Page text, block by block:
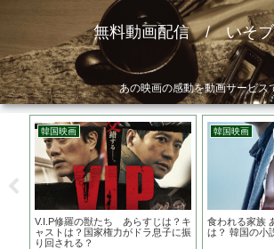
無料動画配信 / いそブ
あの映画の感動を動画サービス
韓国映画
V.I.P修羅の獣たち あらすじは？キ
ャストは？国家権力がドラ息子に振
り回される？
韓国映画
食われる家族
は？ 韓国の小